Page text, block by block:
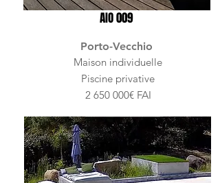
AIO 009
Porto-Vecchio
Maison individuelle
Piscine privative
2 650 000€ FAI